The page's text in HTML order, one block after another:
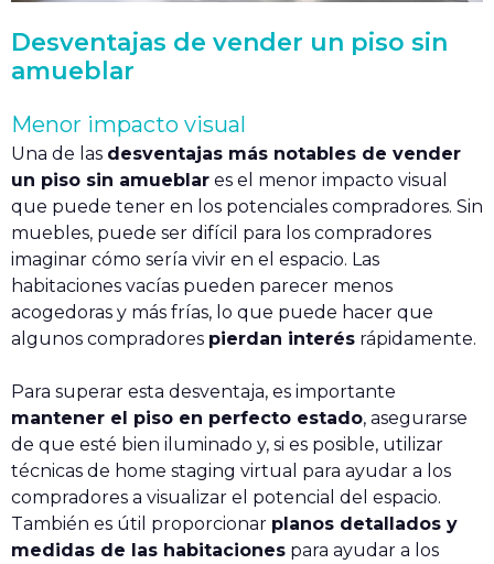
Desventajas de vender un piso sin
amueblar
Menor impacto visual
Una de las desventajas más notables de vender
un piso sin amueblar es el menor impacto visual
que puede tener en los potenciales compradores. Sin
muebles, puede ser difícil para los compradores
imaginar cómo sería vivir en el espacio. Las
habitaciones vacías pueden parecer menos
acogedoras y más frías, lo que puede hacer que
algunos compradores pierdan interés rápidamente.
Para superar esta desventaja, es importante
mantener el piso en perfecto estado, asegurarse
de que esté bien iluminado y, si es posible, utilizar
técnicas de home staging virtual para ayudar a los
compradores a visualizar el potencial del espacio.
También es útil proporcionar planos detallados y
medidas de las habitaciones para ayudar a los